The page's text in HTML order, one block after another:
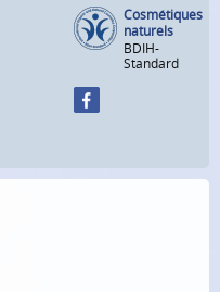
Cosmétiques
naturels
BDIH-
Standard